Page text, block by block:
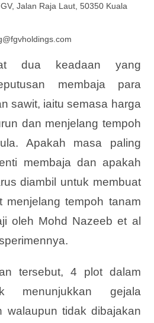
Jalan Raja Laut, 50350 Kuala
dua keadaan yang
membaja para
sawit, iaitu semasa harga
dan menjelang tempoh
Apakah masa paling
membaja dan apakah
diambil untuk membuat
menjelang tempoh tanam
oleh Mohd Nazeeb et al
tersebut, 4 plot dalam
gejala
walaupun tidak dibajakan